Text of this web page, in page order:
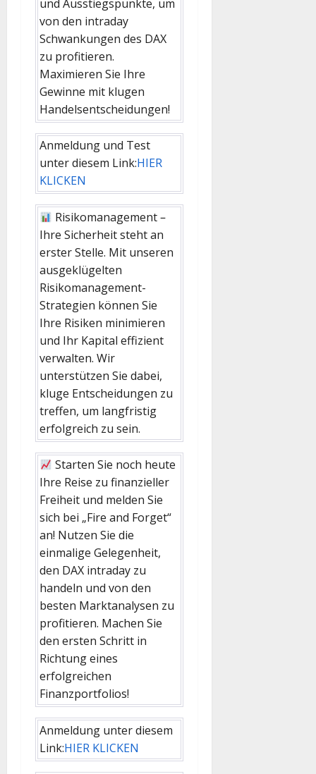
und Ausstiegspunkte, um
von den intraday
Schwankungen des DAX
zu profitieren.
Maximieren Sie Ihre
Gewinne mit klugen
Handelsentscheidungen!
Anmeldung und Test
unter diesem Link:HIER
KLICKEN
Risikomanagement –
Ihre Sicherheit steht an
erster Stelle. Mit unseren
ausgeklügelten
Risikomanagement-
Strategien können Sie
Ihre Risiken minimieren
und Ihr Kapital effizient
verwalten. Wir
unterstützen Sie dabei,
kluge Entscheidungen zu
treffen, um langfristig
erfolgreich zu sein.
Starten Sie noch heute
Ihre Reise zu finanzieller
Freiheit und melden Sie
sich bei „Fire and Forget“
an! Nutzen Sie die
einmalige Gelegenheit,
den DAX intraday zu
handeln und von den
besten Marktanalysen zu
profitieren. Machen Sie
den ersten Schritt in
Richtung eines
erfolgreichen
Finanzportfolios!
Anmeldung unter diesem
Link:HIER KLICKEN